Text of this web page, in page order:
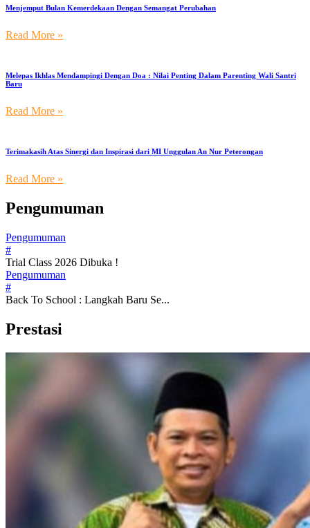
Menjemput Bulan Kemerdekaan Dengan Semangat Perubahan
Read More »
Melepas Ikhlas Mendampingi Dengan Doa : Nilai Penting Dalam Parenting Wali Santri
Baru
Read More »
Terimakasih Atas Sinergi dan Inspirasi dari MI Unggulan An Nur Peterongan
Read More »
Pengumuman
Pengumuman
#
Trial Class 2026 Dibuka !
Pengumuman
#
Back To School : Langkah Baru Se...
Prestasi